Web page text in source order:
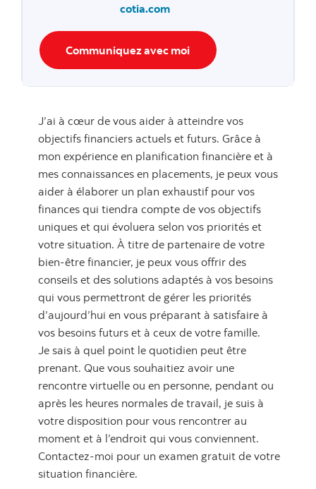
cotia.com
Communiquez avec moi
J’ai à cœur de vous aider à atteindre vos
objectifs financiers actuels et futurs. Grâce à
mon expérience en planification financière et à
mes connaissances en placements, je peux vous
aider à élaborer un plan exhaustif pour vos
finances qui tiendra compte de vos objectifs
uniques et qui évoluera selon vos priorités et
votre situation. À titre de partenaire de votre
bien-être financier, je peux vous offrir des
conseils et des solutions adaptés à vos besoins
qui vous permettront de gérer les priorités
d’aujourd’hui en vous préparant à satisfaire à
vos besoins futurs et à ceux de votre famille.
Je sais à quel point le quotidien peut être
prenant. Que vous souhaitiez avoir une
rencontre virtuelle ou en personne, pendant ou
après les heures normales de travail, je suis à
votre disposition pour vous rencontrer au
moment et à l’endroit qui vous conviennent.
Contactez-moi pour un examen gratuit de votre
situation financière.